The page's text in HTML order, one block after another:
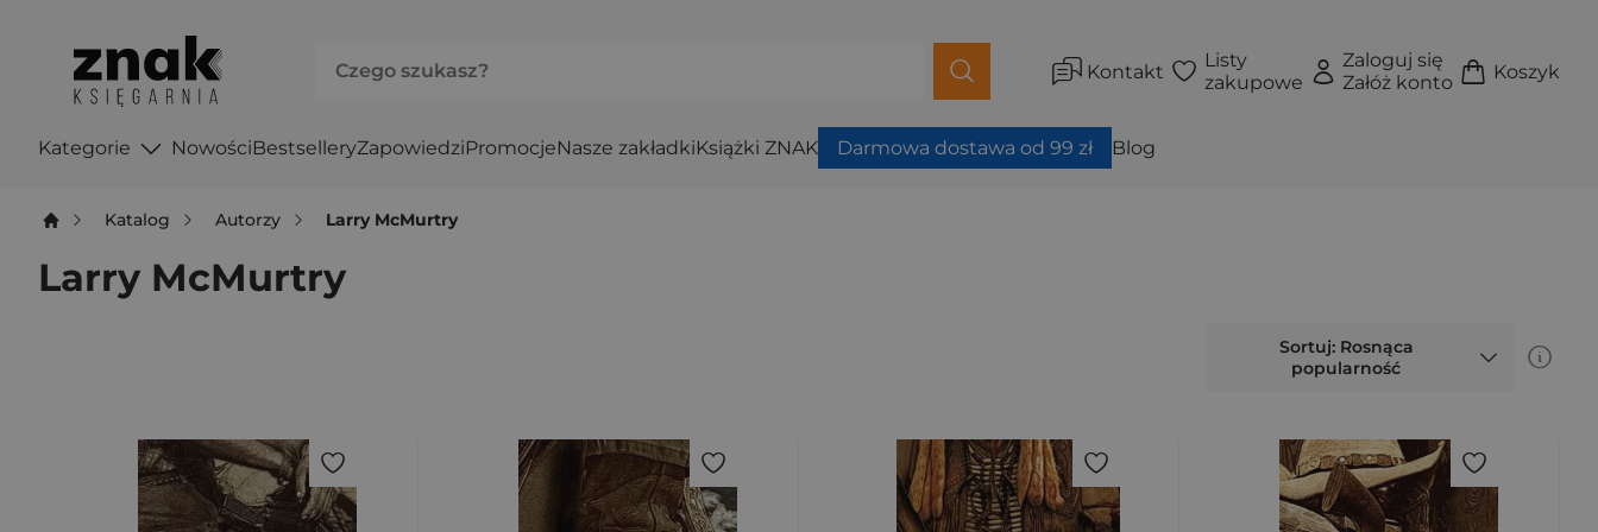
Kontakt
Listy
zakupowe
Zaloguj się
Załóż konto
Koszyk
Kategorie NowościBestselleryZapowiedziPromocjeNasze zakładkiKsiążki ZNAK Darmowa dostawa od 99 zł Blog
Katalog Autorzy Larry McMurtry
Larry McMurtry
Sortuj: Rosnąca
popularność